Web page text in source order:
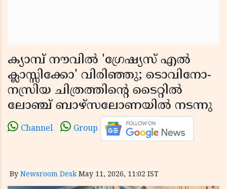
ക്യാമ്പ് നൗവിൽ 'ഗ്രേഷ്യസ് എൽ
ക്ലാസ്സിക്കോ' വിരിഞ്ഞു; ടൊവിനോ-
നസ്രിയ ചിത്രത്തിൻ്റെ ടൈറ്റിൽ
ലോഞ്ച് ബാഴ്സലോണയിൽ നടന്നു
Channel Group
By Newsroom Desk May 11, 2026, 11:02 IST